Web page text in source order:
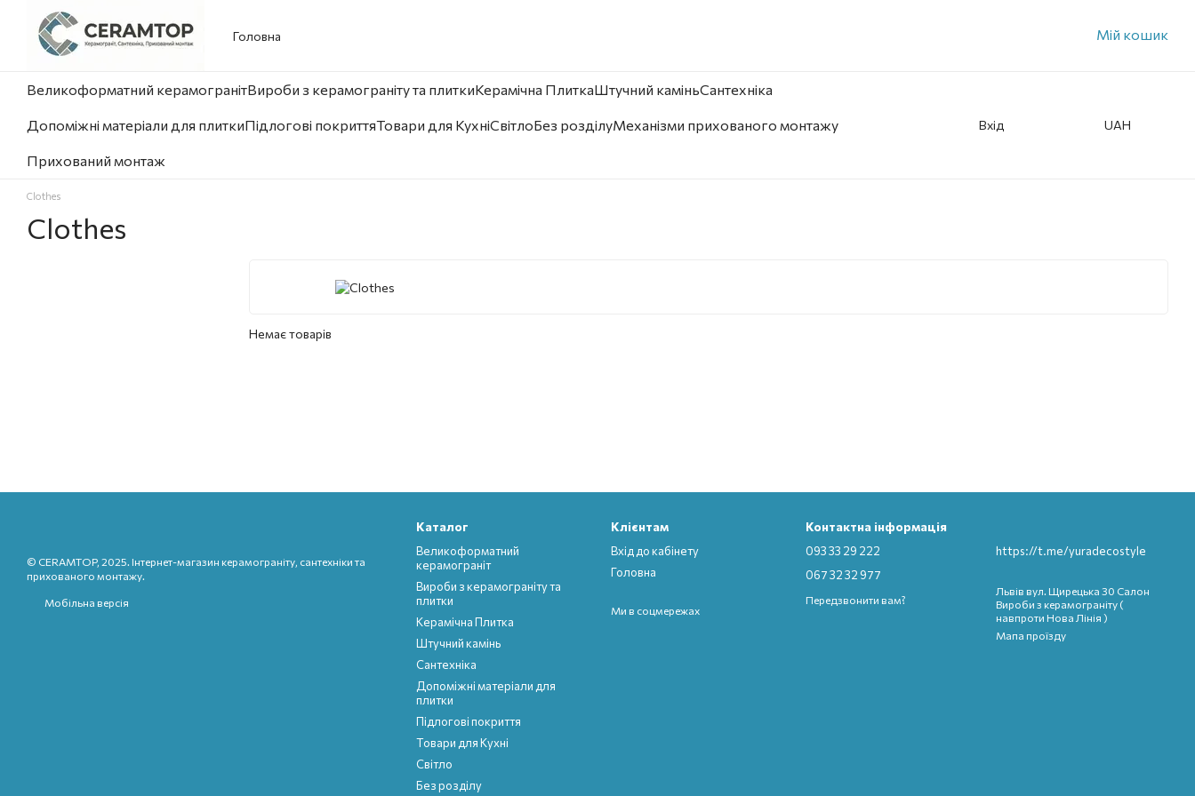
Перейти до основного контенту
Головна
Мій кошик
Великоформатний керамогранітВироби з керамограніту та плиткиКерамічна ПлиткаШтучний каміньСантехніка
Допоміжні матеріали для плиткиПідлогові покриттяТовари для КухніСвітлоБез розділуМеханізми прихованого монтажу
Прихований монтаж
Вхід UAH
Clothes
Clothes
Немає товарів
© CERAMTOP, 2025. Інтернет-магазин керамограніту, сантехніки та
прихованого монтажу.
Мобільна версія
Каталог
Великоформатний
керамограніт
Вироби з керамограніту та
плитки
Керамічна Плитка
Штучний камінь
Сантехніка
Допоміжні матеріали для
плитки
Підлогові покриття
Товари для Кухні
Світло
Без розділу
Клієнтам
Вхід до кабінету
Головна
Ми в соцмережах
Контактна інформація
093 33 29 222
067 32 32 977
Передзвонити вам?
https://t.me/yuradecostyle
Львів вул. Щирецька 30 Салон
Вироби з керамограніту (
навпроти Нова Лінія )
Мапа проїзду